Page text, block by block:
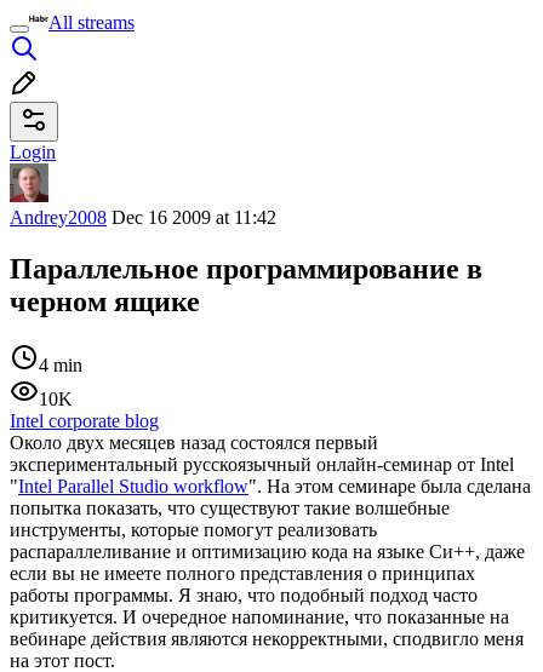
All streams
Login
Andrey2008 Dec 16 2009 at 11:42
Параллельное программирование в
черном ящике
4 min
10K
Intel corporate blog
Около двух месяцев назад состоялся первый
экспериментальный русскоязычный онлайн-семинар от Intel
"Intel Parallel Studio workflow". На этом семинаре была сделана
попытка показать, что существуют такие волшебные
инструменты, которые помогут реализовать
распараллеливание и оптимизацию кода на языке Си++, даже
если вы не имеете полного представления о принципах
работы программы. Я знаю, что подобный подход часто
критикуется. И очередное напоминание, что показанные на
вебинаре действия являются некорректными, сподвигло меня
на этот пост.